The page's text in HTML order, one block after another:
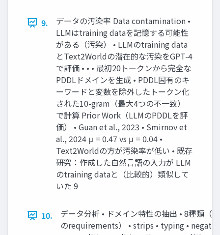
9.
データの汚染率 Data contamination •
LLMはtraining dataを記憶する可能性
がある（汚染） • LLMのtraining data
とText2Worldの潜在的な汚染をGPT-4
で評価 • • • 最初20トークンから完全な
PDDLドメインを生成 • PDDL固有のキ
ーワードと変数を除外したトークン化
された10-gram（最大4つの不一致）
で計算 Prior Work（LLMのPDDLを評
価） • Guan et al., 2023 • Smirnov et
al., 2024 μ = 0.47 vs μ = 0.04 •
Text2Worldの方が汚染率が低い • 既存
研究：作成した自然言語の入力が LLM
のtraining dataと（比較的）類似して
いた 9
10.
データ分析 • ドメイン特性の抽出 • 8種類（
のrequirements） • strips • typing •